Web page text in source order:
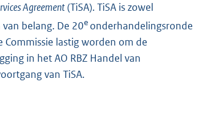
Agreement(TiSA). TiSA is zowel
belang. De 20e onderhandelingsronde
lastig worden om de
in het AO RBZ Handel van
van TiSA.